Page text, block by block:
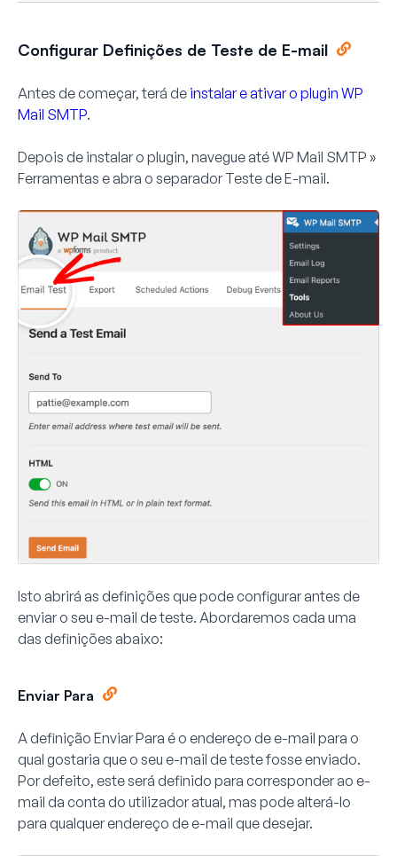
Configurar Definições de Teste de E-mail
Antes de começar, terá de instalar e ativar o plugin WP
Mail SMTP.
Depois de instalar o plugin, navegue atéWP Mail SMTP »
Ferramentas e abra o separador Teste de E-mail.
Isto abrirá as definições que pode configurar antes de
enviar o seu e-mail de teste. Abordaremos cada uma
das definições abaixo:
Enviar Para
A definição Enviar Para é o endereço de e-mail para o
qual gostaria que o seu e-mail de teste fosse enviado.
Por defeito, este será definido para corresponder ao e-
mail da conta do utilizador atual, mas pode alterá-lo
para qualquer endereço de e-mail que desejar.